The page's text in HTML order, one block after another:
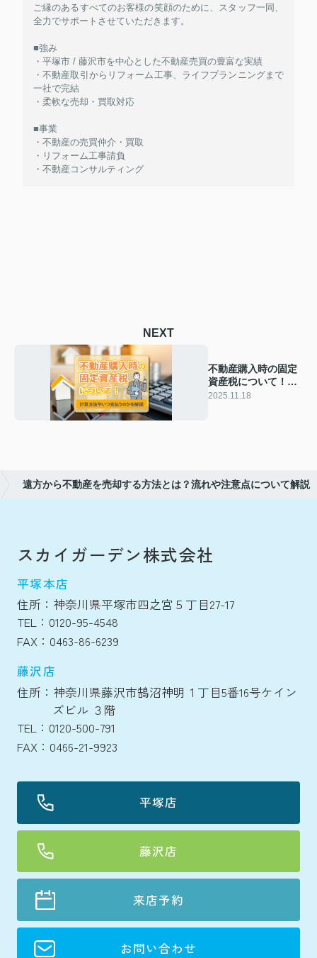
ご縁のあるすべてのお客様の笑顔のために、スタッフ一同、
全力でサポートさせていただきます。
■強み
・平塚市 / 藤沢市を中心とした不動産売買の豊富な実績
・不動産取引からリフォーム工事、ライフプランニングまで
一社で完結
・柔軟な売却・買取対応
■事業
・不動産の売買仲介・買取
・リフォーム工事請負
・不動産コンサルティング
NEXT
不動産購入時の固定
資産税について！計
算方法やいつ支払う
2025.11.18
遠方から不動産を売却する方法とは？流れや注意点について解説
スカイガーデン株式会社
平塚本店
住所：神奈川県平塚市四之宮５丁目27-17
TEL：0120-95-4548
FAX：0463-86-6239
藤沢店
住所：神奈川県藤沢市鵠沼神明１丁目5番16号ケイン
ズビル ３階
TEL：0120-500-791
FAX：0466-21-9923
平塚店
藤沢店
来店予約
お問い合わせ